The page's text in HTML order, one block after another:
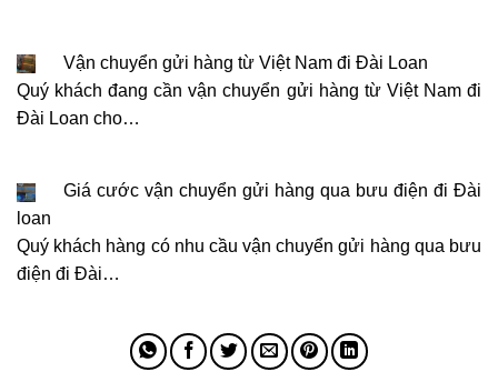
Vận chuyển gửi hàng từ Việt Nam đi Đài Loan
Quý khách đang cần vận chuyển gửi hàng từ Việt Nam đi
Đài Loan cho…
Giá cước vận chuyển gửi hàng qua bưu điện đi Đài
loan
Quý khách hàng có nhu cầu vận chuyển gửi hàng qua bưu
điện đi Đài…